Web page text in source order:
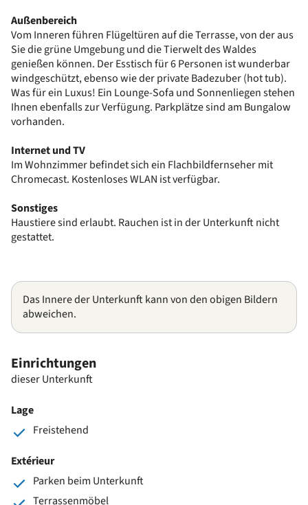
Außenbereich
Vom Inneren führen Flügeltüren auf die Terrasse, von der aus
Sie die grüne Umgebung und die Tierwelt des Waldes
genießen können. Der Esstisch für 6 Personen ist wunderbar
windgeschützt, ebenso wie der private Badezuber (hot tub).
Was für ein Luxus! Ein Lounge-Sofa und Sonnenliegen stehen
Ihnen ebenfalls zur Verfügung. Parkplätze sind am Bungalow
vorhanden.
Internet und TV
Im Wohnzimmer befindet sich ein Flachbildfernseher mit
Chromecast. Kostenloses WLAN ist verfügbar.
Sonstiges
Haustiere sind erlaubt. Rauchen ist in der Unterkunft nicht
gestattet.
Das Innere der Unterkunft kann von den obigen Bildern
abweichen.
Einrichtungen
dieser Unterkunft
Lage
Freistehend
Extérieur
Parken beim Unterkunft
Terrassenmöbel